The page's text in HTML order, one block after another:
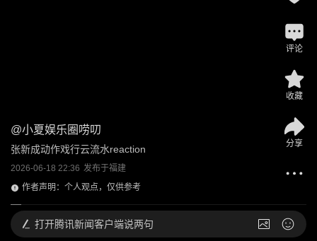
@小夏娱乐圈唠叨
张新成动作戏行云流水reaction
2026-06-18 22:36 发布于福建
作者声明：个人观点，仅供参考
评论
收藏
分享
打开腾讯新闻客户端说两句